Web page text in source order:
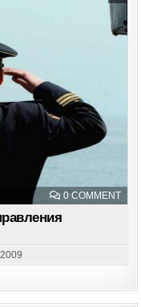
0 COMMENTON